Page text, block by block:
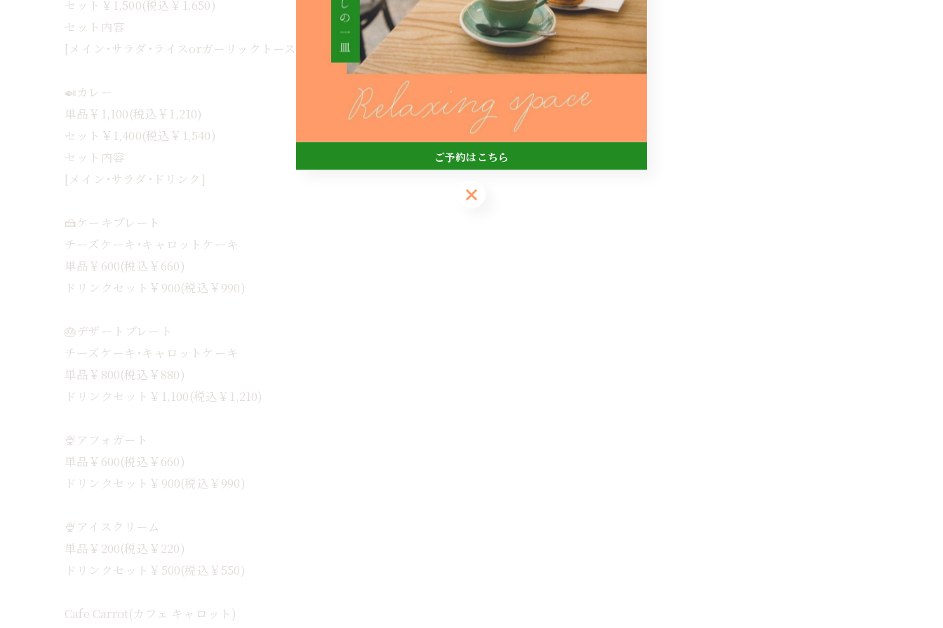
セット￥1,500(税込￥1,650)
セット内容
[メイン･サラダ･ライスorガーリックトースト･ドリンク]
🍛カレー
単品￥1,100(税込￥1,210)
セット￥1,400(税込￥1,540)
セット内容
[メイン･サラダ･ドリンク]
🍰ケーキプレート
チーズケーキ･キャロットケーキ
単品￥600(税込￥660)
ドリンクセット￥900(税込￥990)
🎂デザートプレート
チーズケーキ･キャロットケーキ
単品￥800(税込￥880)
ドリンクセット￥1,100(税込￥1,210)
🍨アフォガート
単品￥600(税込￥660)
ドリンクセット￥900(税込￥990)
🍨アイスクリーム
単品￥200(税込￥220)
ドリンクセット￥500(税込￥550)
Cafe Carrot(カフェ キャロット)
ご予約はこちら
ご予約はこちら